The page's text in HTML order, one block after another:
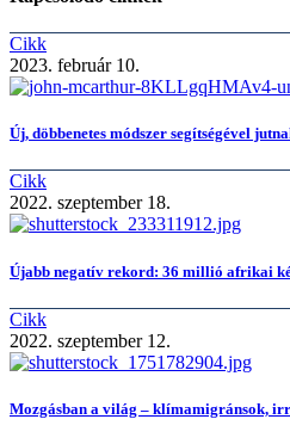
Cikk
2023. február 10.
Új, döbbenetes módszer segítségével
Cikk
2022. szeptember 18.
Újabb negatív rekord: 36 millió afrikai
Cikk
2022. szeptember 12.
Mozgásban a világ – klímamigránsok,